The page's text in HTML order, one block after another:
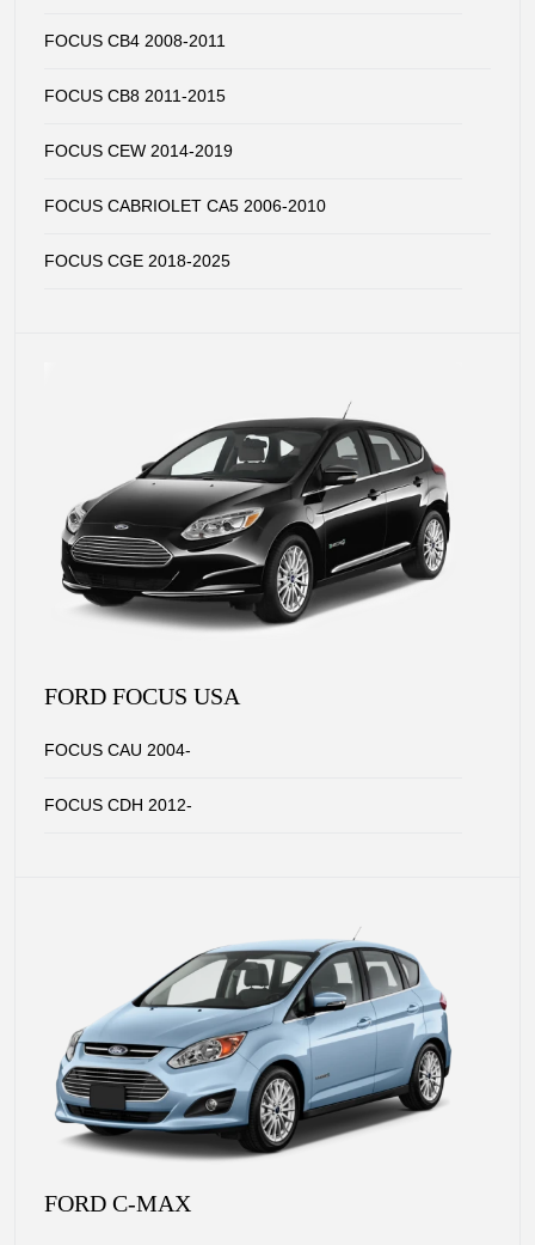
FOCUS CB4 2008-2011
FOCUS CB8 2011-2015
FOCUS CEW 2014-2019
FOCUS CABRIOLET CA5 2006-2010
FOCUS CGE 2018-2025
FORD FOCUS USA
FOCUS CAU 2004-
FOCUS CDH 2012-
FORD C-MAX